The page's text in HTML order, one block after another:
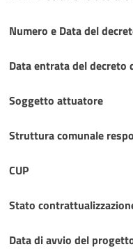
Numero e Data del
Data entrata del decreto
Soggetto attuatore
Struttura comunale
CUP
Stato
Data di avvio del